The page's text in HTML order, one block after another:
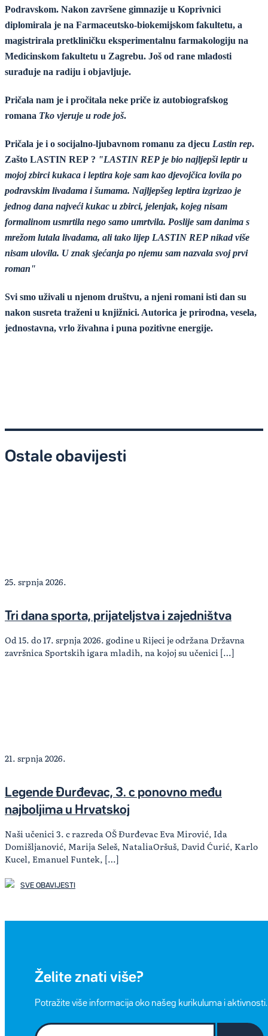
Podravskom. Nakon završene gimnazije u Koprivnici
diplomirala je na Farmaceutsko-biokemijskom fakultetu, a
magistrirala pretkliničku eksperimentalnu farmakologiju na
Medicinskom fakultetu u Zagrebu. Još od rane mladosti
surađuje na radiju i objavljuje.
Pričala nam je i pročitala neke priče iz autobiografskog
romana Tko vjeruje u rode još.
Pričala je i o socijalno-ljubavnom romanu za djecu Lastin rep.
Zašto LASTIN REP ? "LASTIN REP je bio najljepši leptir u
mojoj zbirci kukaca i leptira koje sam kao djevojčica lovila po
podravskim livadama i šumama. Najljepšeg leptira izgrizao je
jednog dana najveći kukac u zbirci, jelenjak, kojeg nisam
formalinom usmrtila nego samo umrtvila. Poslije sam danima s
mrežom lutala livadama, ali tako lijep LASTIN REP nikad više
nisam ulovila. U znak sjećanja po njemu sam nazvala svoj prvi
roman"
Svi smo uživali u njenom društvu, a njeni romani isti dan su
nakon susreta traženi u knjižnici. Autorica je prirodna, vesela,
jednostavna, vrlo živahna i puna pozitivne energije.
Ostale obavijesti
25. srpnja 2026.
Tri dana sporta, prijateljstva i zajedništva
Od 15. do 17. srpnja 2026. godine u Rijeci je održana Državna
završnica Sportskih igara mladih, na kojoj su učenici […]
21. srpnja 2026.
Legende Đurđevac, 3. c ponovno među
najboljima u Hrvatskoj
Naši učenici 3. c razreda OŠ Đurđevac Eva Mirović, Ida
Domišljanović, Marija Seleš, NataliaOršuš, David Ćurić, Karlo
Kucel, Emanuel Funtek, […]
SVE OBAVIJESTI
Želite znati više?
Potražite više informacija oko našeg kurikuluma i aktivnosti.